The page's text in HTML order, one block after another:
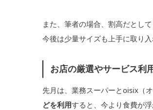
また、筆者の場合、割高だとし
今後は少量サイズも上手に取り
お店の厳選やサービス利
先月は、業務スーパーとoisix（
どを利用すると、今より食費が浮